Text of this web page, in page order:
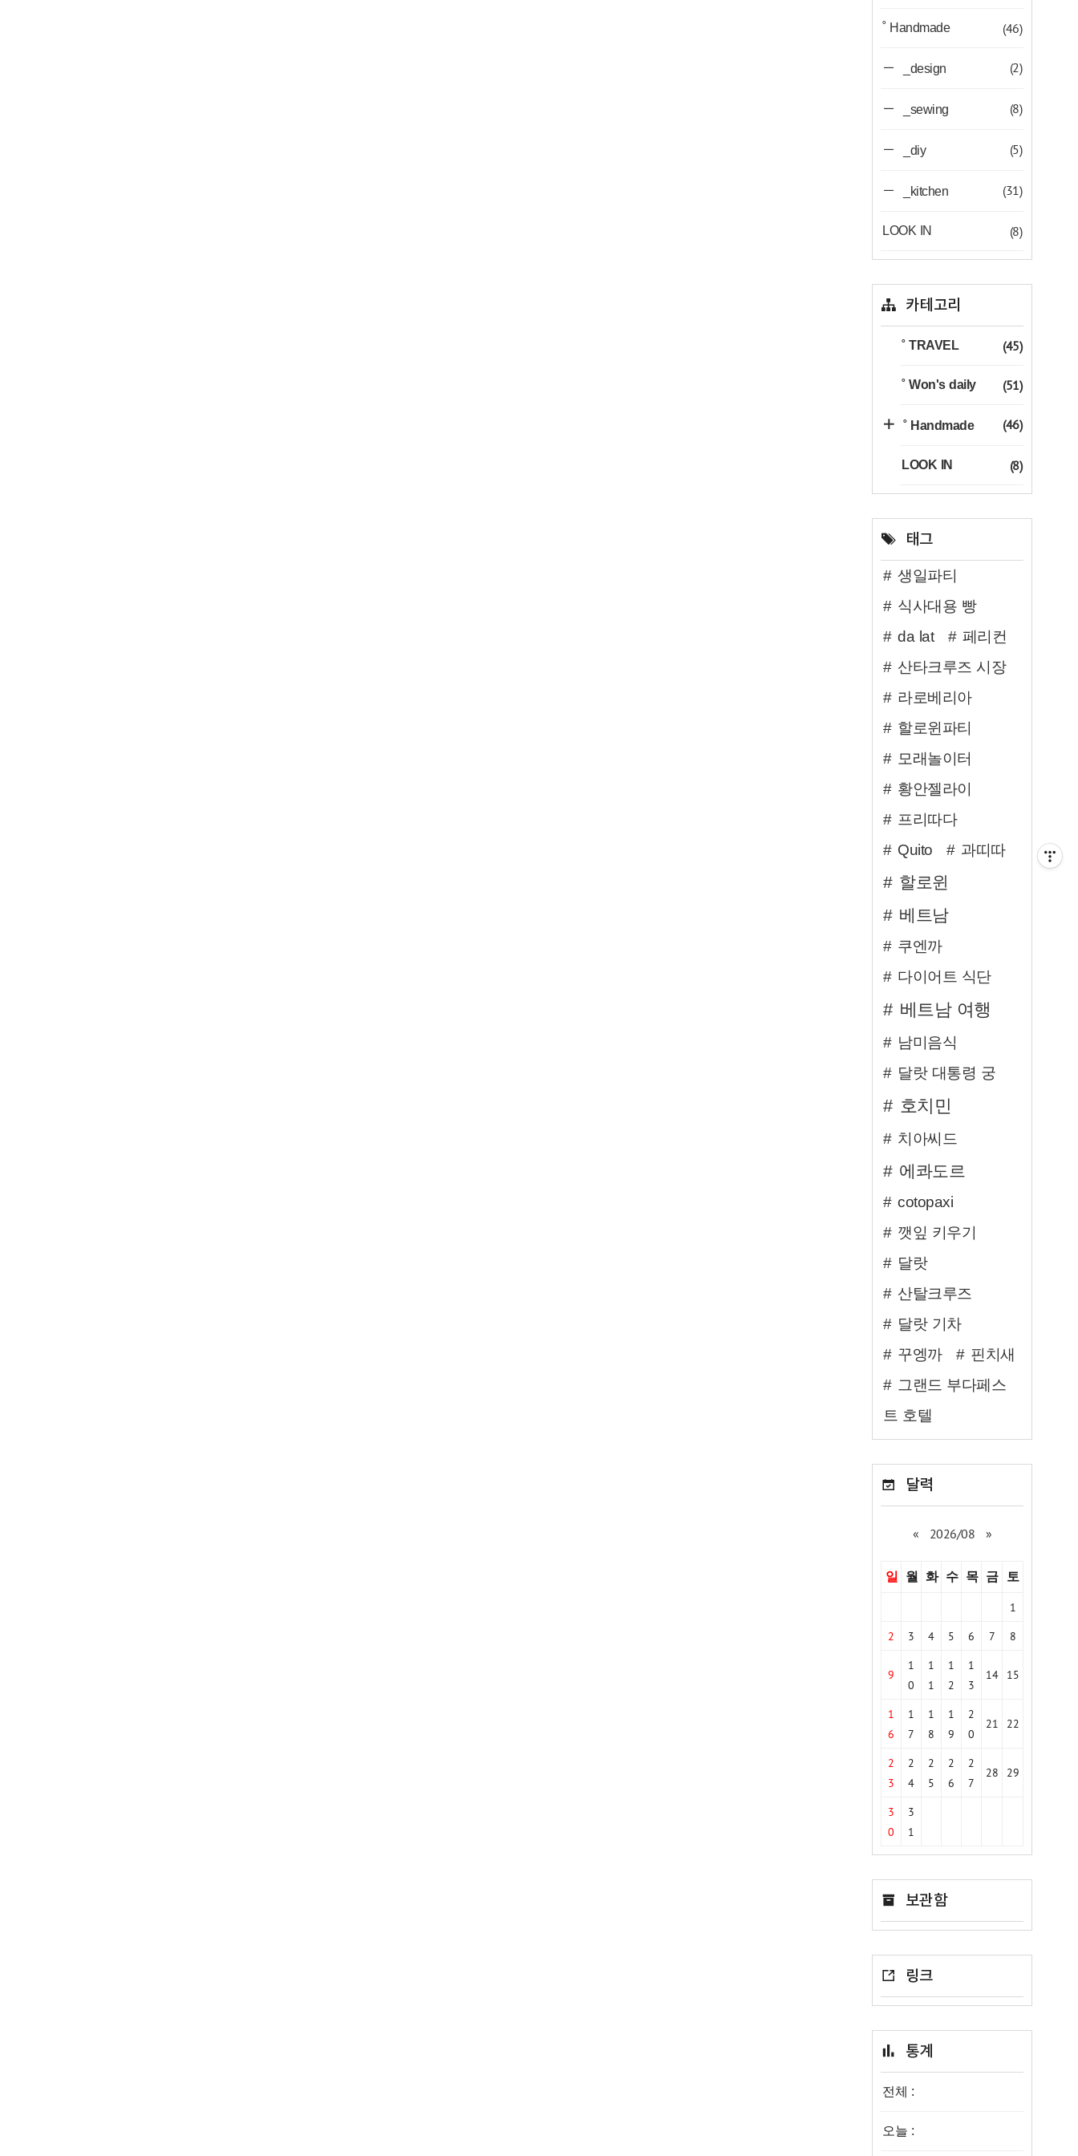
˚ Handmade (46)
_design (2)
_sewing (8)
_diy (5)
_kitchen (31)
LOOK IN (8)
카테고리
˚ TRAVEL (45)
˚ Won's daily (51)
˚ Handmade (46)
LOOK IN (8)
태그
생일파티
식사대용 빵
da lat
페리컨
산타크루즈 시장
라로베리아
할로윈파티
모래놀이터
황안젤라이
프리따다
Quito
과띠따
할로윈
베트남
쿠엔까
다이어트 식단
베트남 여행
남미음식
달랏 대통령 궁
호치민
치아씨드
에콰도르
cotopaxi
깻잎 키우기
달랏
산탈크루즈
달랏 기차
꾸엥까
핀치새
그랜드 부다페스
트 호텔
달력
« 2026/08 »
일 월 화 수 목 금 토
1
2
3 4 5 6 7 8
9
1
0
1
1
1
2
1
3
14 15
1
6
1
7
1
8
1
9
2
0
21 22
2
3
2
4
2
5
2
6
2
7
28 29
3
0
3
1
보관함
링크
통계
전체 :
오늘 :